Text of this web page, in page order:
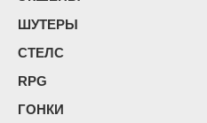
ШУТЕРЫ
СТЕЛС
RPG
ГОНКИ